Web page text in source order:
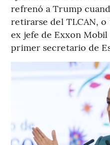
refrenó a Trump
retirarse del TLCAN,
ex jefe de Exxon
primer secretario de